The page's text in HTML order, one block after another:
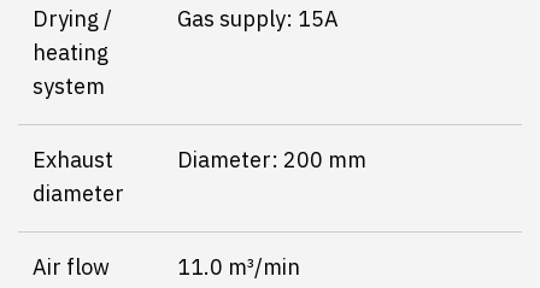
Drying /
heating
system
Gas supply: 15A
Exhaust
diameter
Diameter: 200 mm
Air flow 11.0 m³/min